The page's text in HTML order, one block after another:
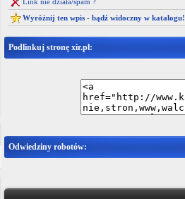
Wyróżnij ten wpis - bądź widoczny w katalogu!
Podlinkuj stronę xir.pl:
Odwiedziny robotów: